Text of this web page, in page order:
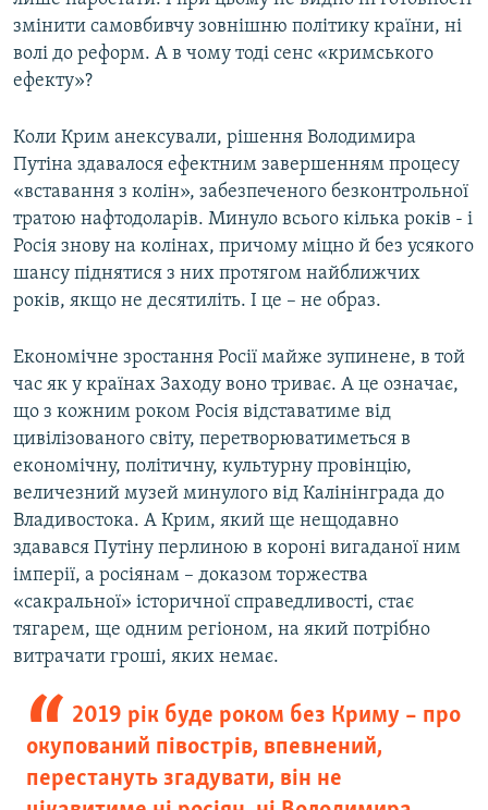
змінити самовбивчу зовнішню політику країни, ні
волі до реформ. А в чому тоді сенс «кримського
ефекту»?
Коли Крим анексували, рішення Володимира
Путіна здавалося ефектним завершенням процесу
«вставання з колін», забезпеченого безконтрольної
тратою нафтодоларів. Минуло всього кілька років - і
Росія знову на колінах, причому міцно й без усякого
шансу піднятися з них протягом найближчих
років, якщо не десятиліть. І це – не образ.
Економічне зростання Росії майже зупинене, в той
час як у країнах Заходу воно триває. А це означає,
що з кожним роком Росія відставатиме від
цивілізованого світу, перетворюватиметься в
економічну, політичну, культурну провінцію,
величезний музей минулого від Калінінграда до
Владивостока. А Крим, який ще нещодавно
здавався Путіну перлиною в короні вигаданої ним
імперії, а росіянам – доказом торжества
«сакральної» історичної справедливості, стає
тягарем, ще одним регіоном, на який потрібно
витрачати гроші, яких немає.
2019 рік буде роком без Криму – про
окупований півострів, впевнений,
перестануть згадувати, він не